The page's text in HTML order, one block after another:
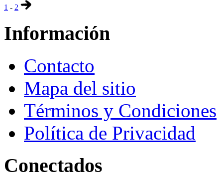
1 - 2
Información
Contacto
Mapa del sitio
Términos y Condiciones
Política de Privacidad
Conectados